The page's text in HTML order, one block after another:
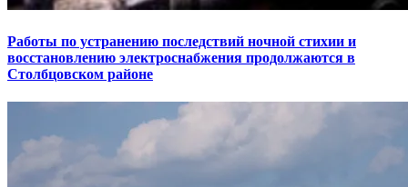
Работы по устранению последствий ночной стихии и
восстановлению электроснабжения продолжаются в
Столбцовском районе